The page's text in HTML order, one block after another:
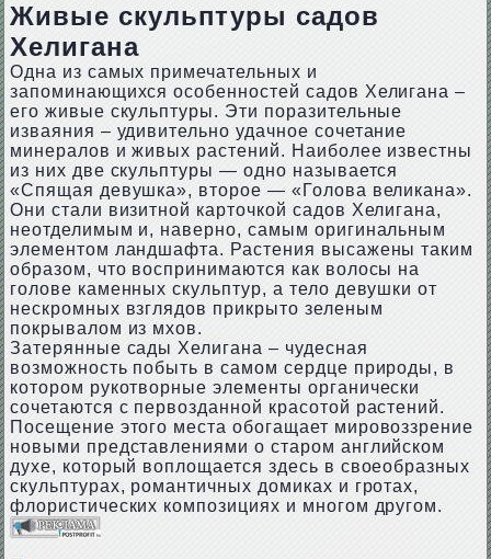
Живые скульптуры садов
Хелигана
Одна из самых примечательных и
запоминающихся особенностей садов Хелигана –
его живые скульптуры. Эти поразительные
изваяния – удивительно удачное сочетание
минералов и живых растений. Наиболее известны
из них две скульптуры — одно называется
«Спящая девушка», второе — «Голова великана».
Они стали визитной карточкой садов Хелигана,
неотделимым и, наверно, самым оригинальным
элементом ландшафта. Растения высажены таким
образом, что воспринимаются как волосы на
голове каменных скульптур, а тело девушки от
нескромных взглядов прикрыто зеленым
покрывалом из мхов.
Затерянные сады Хелигана – чудесная
возможность побыть в самом сердце природы, в
котором рукотворные элементы органически
сочетаются с первозданной красотой растений.
Посещение этого места обогащает мировоззрение
новыми представлениями о старом английском
духе, который воплощается здесь в своеобразных
скульптурах, романтичных домиках и гротах,
флористических композициях и многом другом.